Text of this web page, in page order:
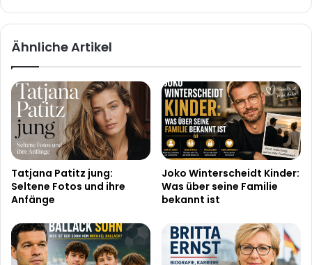
Ähnliche Artikel
Tatjana Patitz jung:
Seltene Fotos und ihre
Anfänge
Joko Winterscheidt Kinder:
Was über seine Familie
bekannt ist